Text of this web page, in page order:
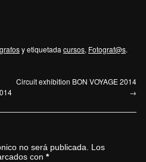
y etiquetada cursos, Fotograf@s.
Circuit exhibition BON VOYAGE 2014
→
no será publicada.
Los
con *